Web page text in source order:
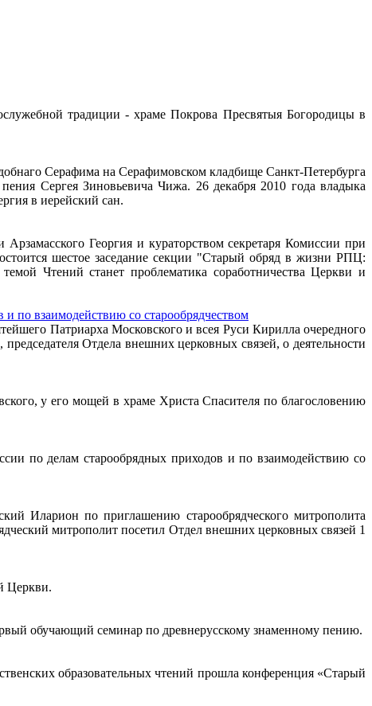
традиции - храме Покрова Пресвятыя Богородицы в
Серафима на Серафимовском кладбище Санкт-Петербурга
Сергея Зиновьевича Чижа. 26 декабря 2010 года владыка
в иерейский сан.
Георгия и кураторством секретаря Комиссии при
шестое заседание секции "Старый обряд в жизни РПЦ:
Чтений станет проблематика соработничества Церкви и
по взаимодействию со старообрядчеством
Патриарха Московского и всея Руси Кирилла очередного
Отдела внешних церковных связей, о деятельности
у его мощей в храме Христа Спасителя по благословению
по делам старообрядных приходов и по взаимодействию со
Иларион по приглашению старообрядческого митрополита
митрополит посетил Отдел внешних церковных связей 1
Церкви.
обучающий семинар по древнерусскому знаменному пению.
образовательных чтений прошла конференция «Старый